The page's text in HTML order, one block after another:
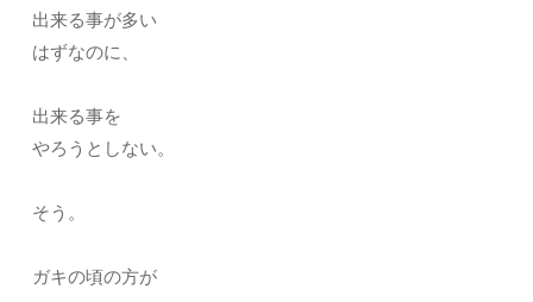
出来る事が多い
はずなのに、
出来る事を
やろうとしない。
そう。
ガキの頃の方が